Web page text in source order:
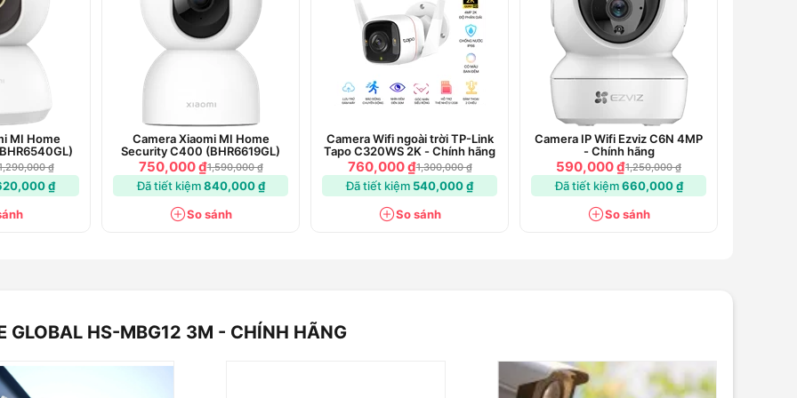
suất quan sát mà còn đảm bảo rằng
chiếc camera này.
3M - Chính hãng hỗ trợ
nó có khả năng quan sát tối đa lên
lại hình ảnh chất lượng ổn định ngay cả
cao khả năng đảm bảo an ninh và theo
là một sản phẩm được thiết kế chuyên
tiên tiến với những tính năng độc đáo,
Detection.
MI Home
₫
₫
Camera Xiaomi MI Home
Security C400 (BHR6619GL)
750,000 ₫1,590,000 ₫
Đã tiết kiệm840,000 ₫
So sánh
Camera Wifi ngoài trời TP-Link
Tapo C320WS 2K - Chính hãng
760,000 ₫1,300,000 ₫
Đã tiết kiệm 540,000 ₫
So sánh
Camera IP Wifi Ezviz C6N 4MP
- Chính hãng
590,000 ₫1,250,000 ₫
Đã tiết kiệm660,000 ₫
So sánh
GLOBAL HS-MBG12 3M - CHÍNH HÃNG